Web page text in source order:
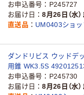
お申込番号
P245727
お届け日
8月26日（水
直送品
UM0403ショ
ダンドリビス ウッドデ
用錐 WK3.5S
お申込番号
P245730
お届け日
8月26日（水